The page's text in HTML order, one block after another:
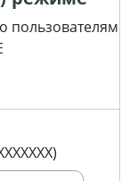
пользователям